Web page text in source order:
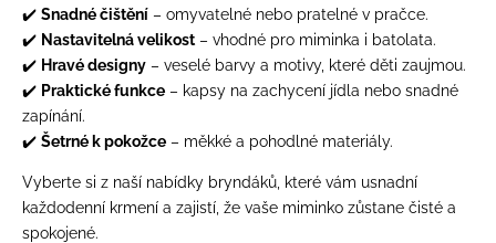
✔️ Snadné čištění – omyvatelné nebo pratelné v pračce.
✔️ Nastavitelná velikost– vhodné pro miminka i batolata.
✔️ Hravé designy – veselé barvy a motivy, které děti zaujmou.
✔️ Praktické funkce – kapsy na zachycení jídla nebo snadné
zapínání.
✔️ Šetrné k pokožce – měkké a pohodlné materiály.
Vyberte si z naší nabídky bryndáků, které vám usnadní
každodenní krmení a zajistí, že vaše miminko zůstane čisté a
spokojené.